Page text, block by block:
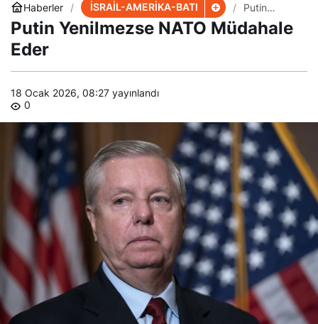
Haberler İSRAİL-AMERİKA-BATI
Putin
Yenilmezse
NATO
Putin Yenilmezse NATO Müdahale
Eder
18 Ocak 2026, 08:27 yayınlandı
0